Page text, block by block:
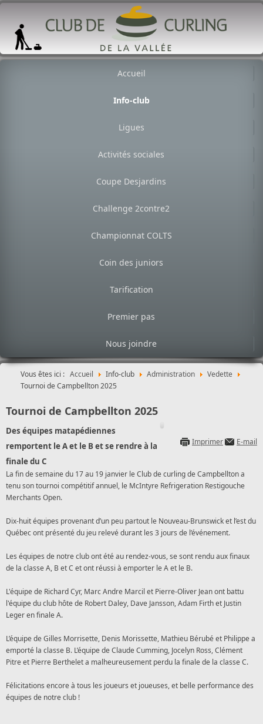
Accueil
Info-club
Ligues
Activités sociales
Coupe Desjardins
Challenge 2contre2
Championnat COLTS
Coin des juniors
Tarification
Premier pas
Nous joindre
Vous êtes ici : Accueil Info-club Administration
Vedette
Tournoi de Campbellton 2025
Tournoi de Campbellton 2025
Imprimer E-mail
Des équipes matapédiennes
remportent le A et le B et se rendre à la
finale du C
La fin de semaine du 17 au 19 janvier le Club de curling de Campbellton a
tenu son tournoi compétitif annuel, le McIntyre Refrigeration Restigouche
Merchants Open.
Dix-huit équipes provenant d’un peu partout le Nouveau-Brunswick et l’est du
Québec ont présenté du jeu relevé durant les 3 jours de l’événement.
Les équipes de notre club ont été au rendez-vous, se sont rendu aux finaux
de la classe A, B et C et ont réussi à emporter le A et le B.
L'équipe de Richard Cyr, Marc Andre Marcil et Pierre-Oliver Jean ont battu
l'équipe du club hôte de Robert Daley, Dave Jansson, Adam Firth et Justin
Leger en finale A.
L’équipe de Gilles Morrisette, Denis Morissette, Mathieu Bérubé et Philippea
emporté la classe B. L’équipe de Claude Cumming, Jocelyn Ross, Clément
Pitre et Pierre Berthelet a malheureusement perdu la finale de la classe C.
Félicitations encore à tous les joueurs et joueuses, et belle performance des
équipes de notre club !